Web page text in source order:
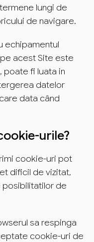
lungi de
de navigare.
echipamentul
acest Site este
poate fi luata in
datelor
data când
urile?
cookie-uri pot
dificil de vizitat,
posibilitatilor de
sa respinga
cookie-uri de